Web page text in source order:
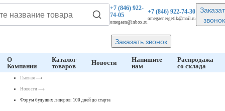
+7 (846)922-
74-05
omegaen@inbox.ru
+7 (846)922-74-30
omegaenergetik@mail.ru
звонок
Заказать звонок
О
Компании
Каталог
товаров
Новости
Напишите
нам
Распродажа
со склада
Главная ⟶
Новости ⟶
Форум будущих лидеров: 100 дней до старта